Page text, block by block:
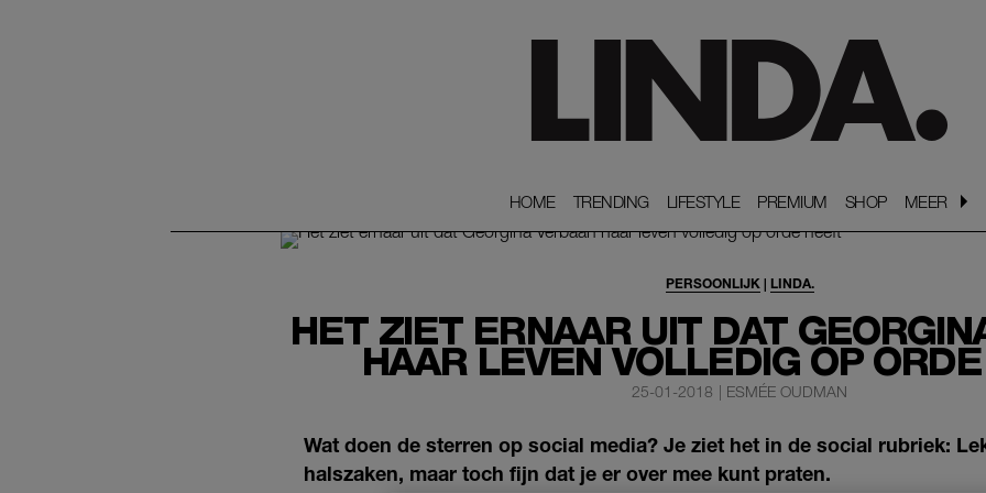
HOME
HOME TRENDING
TRENDING LIFESTYLE
LIFESTYLE PREMIUM
PREMIUM SHOP
SHOP MEER
MEER
HET ZIET ERNAAR UIT DAT
HAAR LEVEN VOLLEDIG OP
PERSOONLIJK| LINDA.
25-01-2018 | ESMÉE OUDMAN
Wat doen de sterren op social media? Je ziet het in de social rubriek:
halszaken, maar toch fijn dat je er over mee kunt praten.